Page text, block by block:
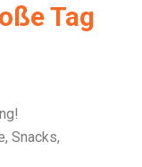
Tag
Snacks,